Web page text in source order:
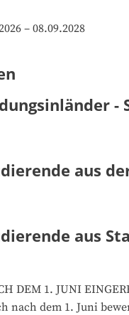
– 08.09.2028
-
aus
aus
DEM 1. JUNI
nach dem 1. Juni